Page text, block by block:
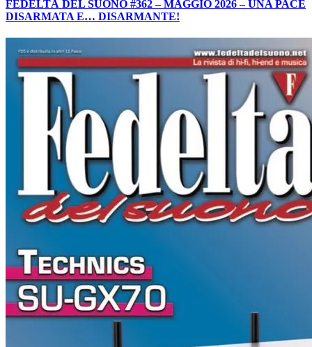
FEDELTÀ DEL SUONO #362 – MAGGIO 2026 – UNA PACE
DISARMATA E… DISARMANTE!